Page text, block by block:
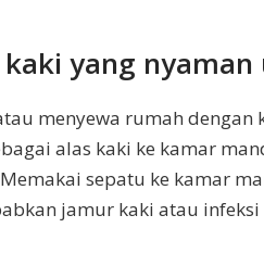
kaki yang
menyewa rumah
alas kaki ke kamar
sepatu ke kamar
jamur kaki atau infeksi